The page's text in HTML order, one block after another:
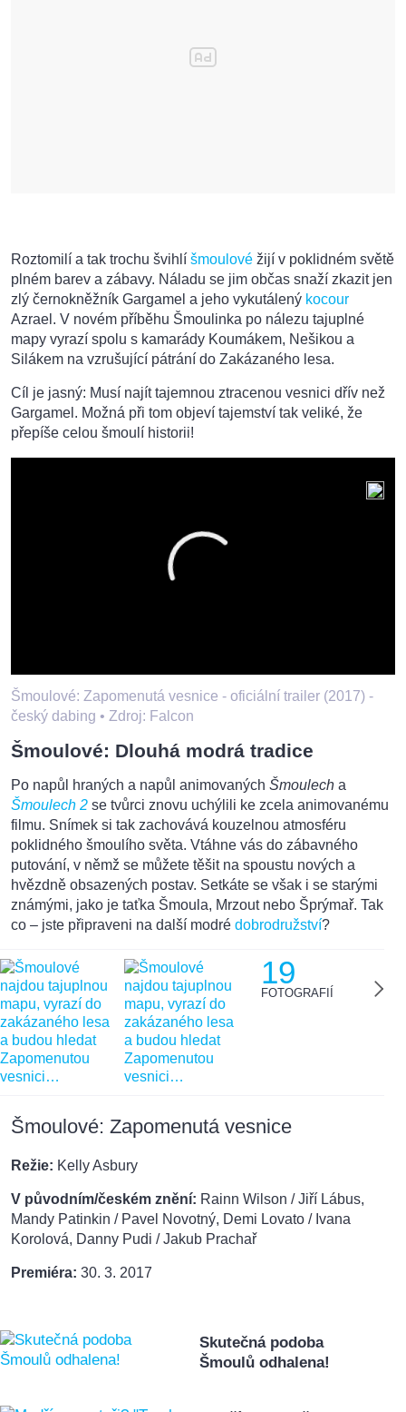
Roztomilí a tak trochu švihlí šmoulové žijí v poklidném světě
plném barev a zábavy. Náladu se jim občas snaží zkazit jen
zlý černokněžník Gargamel a jeho vykutálený kocour
Azrael. V novém příběhu Šmoulinka po nálezu tajuplné
mapy vyrazí spolu s kamarády Koumákem, Nešikou a
Silákem na vzrušující pátrání do Zakázaného lesa.
Cíl je jasný: Musí najít tajemnou ztracenou vesnici dřív než
Gargamel. Možná při tom objeví tajemství tak veliké, že
přepíše celou šmoulí historii!
Šmoulové: Zapomenutá vesnice - oficiální trailer (2017) -
český dabing • Zdroj: Falcon
Šmoulové: Dlouhá modrá tradice
Po napůl hraných a napůl animovaných Šmoulech a
Šmoulech 2 se tvůrci znovu uchýlili ke zcela animovanému
filmu. Snímek si tak zachovává kouzelnou atmosféru
poklidného šmoulího světa. Vtáhne vás do zábavného
putování, v němž se můžete těšit na spoustu nových a
hvězdně obsazených postav. Setkáte se však i se starými
známými, jako je taťka Šmoula, Mrzout nebo Šprýmař. Tak
co – jste připraveni na další modré dobrodružství?
19
FOTOGRAFIÍ
Šmoulové: Zapomenutá vesnice
Režie: Kelly Asbury
V původním/českém znění: Rainn Wilson / Jiří Lábus,
Mandy Patinkin / Pavel Novotný, Demi Lovato / Ivana
Korolová, Danny Pudi / Jakub Prachař
Premiéra: 30. 3. 2017
Skutečná podoba
Šmoulů odhalena!